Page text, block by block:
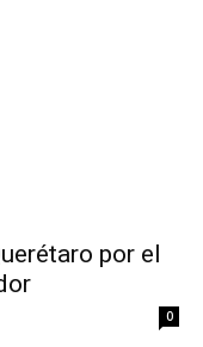
por el
0